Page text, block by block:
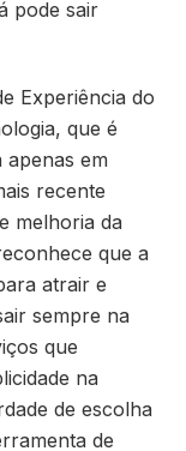
pode sair
Experiência do
que é
apenas em
recente
melhoria da
que a
atrair e
sempre na
que
na
de escolha
de